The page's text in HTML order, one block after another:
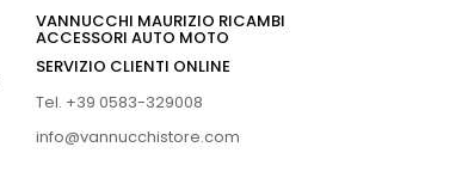
VANNUCCHI MAURIZIO RICAMBI
ACCESSORI AUTO MOTO
SERVIZIO CLIENTI ONLINE
Tel. +39 0583-329008
info@vannucchistore.com